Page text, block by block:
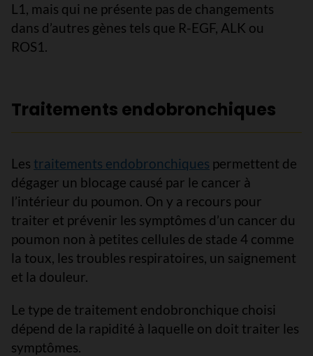
L1, mais qui ne présente pas de changements
dans d’autres gènes tels que R-EGF, ALK ou
ROS1.
Traitements endobronchiques
Les traitements endobronchiques permettent de
dégager un blocage causé par le cancer à
l’intérieur du poumon. On y a recours pour
traiter et prévenir les symptômes d’un cancer du
poumon non à petites cellules de stade 4 comme
la toux, les troubles respiratoires, un saignement
et la douleur.
Le type de traitement endobronchique choisi
dépend de la rapidité à laquelle on doit traiter les
symptômes.